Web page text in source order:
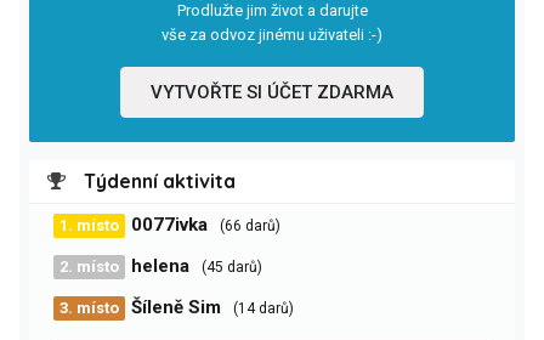
Prodlužte jim život a darujte
vše za odvoz jinému uživateli :-)
VYTVOŘTE SI ÚČET ZDARMA
Týdenní aktivita
1. místo 0077ivka (66 darů)
2. místo helena (45 darů)
3. místo Šíleně Sim (14 darů)